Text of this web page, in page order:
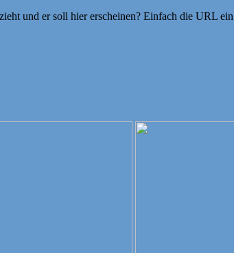
und er soll hier erscheinen? Einfach die URL